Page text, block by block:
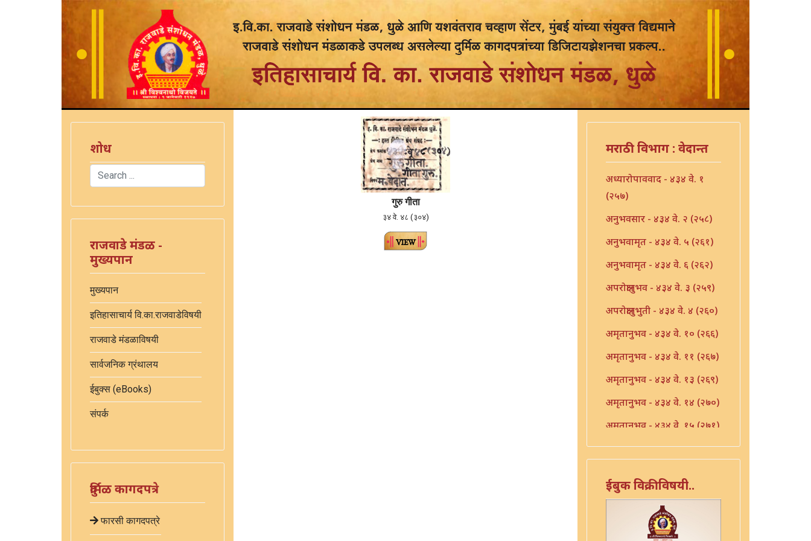
शोध
Search
राजवाडे मंडळ -
मुख्यपान
मुख्यपान
इतिहासाचार्य वि.का.राजवाडेविषयी
राजवाडे मंडळाविषयी
सार्वजनिक ग्रंथालय
ईबुक्स (eBooks)
संपर्क
दुर्मिळ कागदपत्रे
फारसी कागदपत्रे
गुरु गीता
३४ वे. ४८ (३०४)
मराठी विभाग : वेदान्त
अध्यारोपाववाद - ४३४ वे. १
(२५७)
अनुभवसार - ४३४ वे. २ (२५८)
अनुभवामृत - ४३४ वे. ५ (२६१)
अनुभवामृत - ४३४ वे. ६ (२६२)
अपरोक्षानुभव - ४३४ वे. ३ (२५९)
अपरोक्षानुभुती - ४३४ वे. ४ (२६०)
अमृतानुभव - ४३४ वे. १० (२६६)
अमृतानुभव - ४३४ वे. ११ (२६७)
अमृतानुभव - ४३४ वे. १३ (२६९)
अमृतानुभव - ४३४ वे. १४ (२७०)
अमृतानुभव - ४३४ वे. १५ (२७१)
अमृतानुभव - ४३४ वे. १६ (२७२)
अमृतानुभव - ४३४ वे. ८ (२६४)
अमृतानुभव - ४३४ वे. ९ (२६५)
ईबुक विक्रीविषयी..